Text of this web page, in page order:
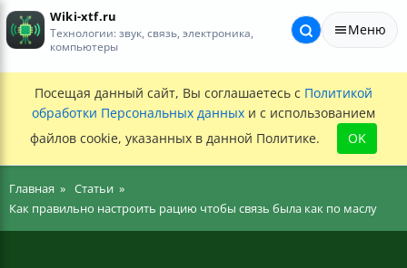
Wiki-xtf.ru
Технологии: звук, связь, электроника,
компьютеры
Меню
Посещая данный сайт, Вы соглашаетесь с Политикой
обработки Персональных данных и с использованием
файлов cookie, указанных в данной Политике.
OK
Главная
Статьи
Как правильно настроить рацию чтобы связь была как по маслу